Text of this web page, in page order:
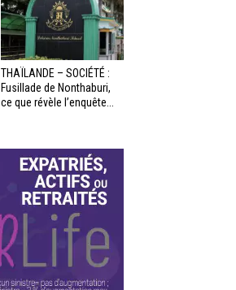
THAÏLANDE – SOCIÉTÉ :
Fusillade de Nonthaburi,
ce que révèle l’enquête...